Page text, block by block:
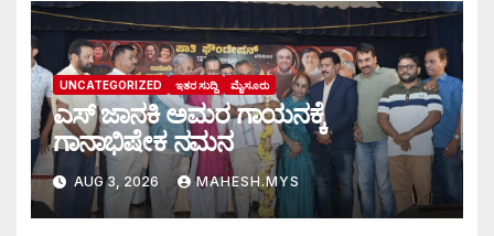
UNCATEGORIZED ಇತರ ಸುದ್ದಿ ಮೈಸೂರು
ಎಸ್ ಜಾನಕಿ ಅಮರ ಗಾಯನಕ್ಕೆ
ಗಾನಾಭಿಷೇಕ ನಮನ
AUG 3, 2026 MAHESH.MYS